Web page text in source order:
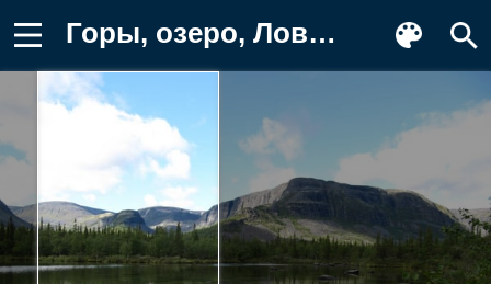
Горы, озеро, Ловозерские тундры Картинка